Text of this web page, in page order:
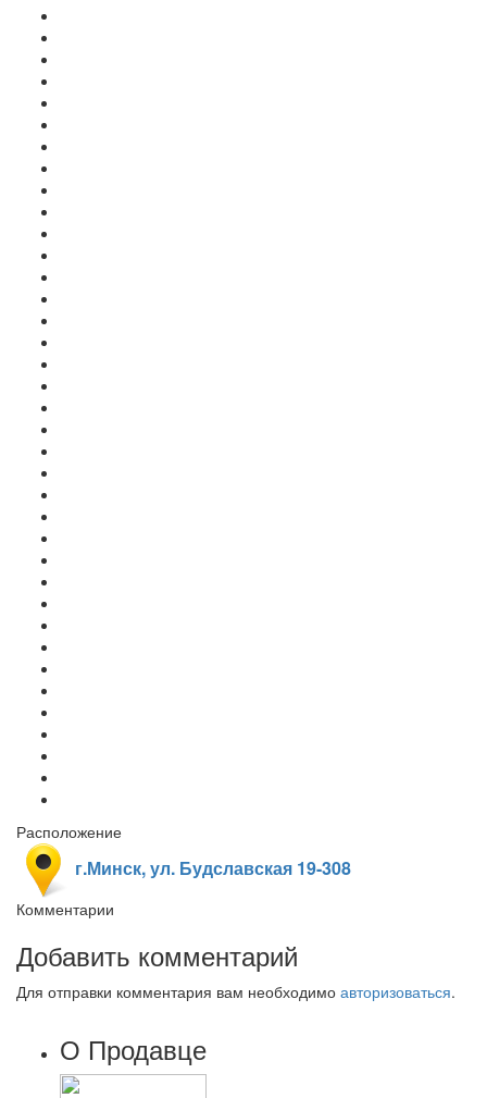
Расположение
г.Минск, ул. Будславская 19-308
Комментарии
Добавить комментарий
Для отправки комментария вам необходимо авторизоваться.
О Продавце